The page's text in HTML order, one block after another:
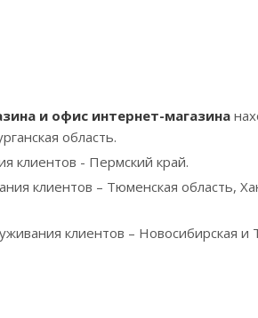
и офис интернет-магазина
область.
клиентов - Пермский край.
клиентов – Тюменская область,
клиентов – Новосибирская и